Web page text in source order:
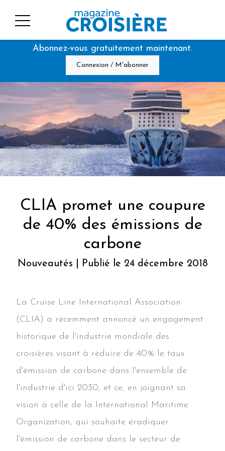
Abonnez-vous gratuitement maintenant.
Connexion / M'abonner
CLIA promet une coupure
de 40% des émissions de
carbone
Nouveautés | Publié le 24 décembre 2018
La Cruise Line International Association
(CLIA) a récemment annoncé un engagement
historique de l'industrie mondiale des
croisières visant à réduire de 40% le taux
d'émission de carbone dans l'ensemble de
l'industrie d'ici 2030, et ce, en joignant sa
vision à celle de la International Maritime
Organization, qui souhaite éradiquer
l'émission de carbone dans le secteur de